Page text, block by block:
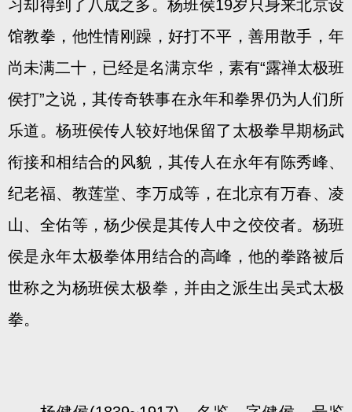
习却得到了八成之多。杨班侯19岁只身来北京设
馆教拳，他性情刚躁，好打不平，善用散手，年
尚未满二十，已经是名满京华，素有“露禅太极班
侯打”之说，其传奇轶事在永年和拳界仍为人们所
乐道。杨班侯传人较好地保留了太极拳早期杨武
衔接和相结合的风貌，其传人在永年有陈秀峰、
纪老福、教莲堂、李万成等，在北京有万春、凌
山、全佑等，杨少侯是其传人中之佼佼者。杨班
侯是永年太极拳体用结合的高峰，他的拳路被后
世称之为杨班侯太极拳，并由之派生出吴式太极
拳。